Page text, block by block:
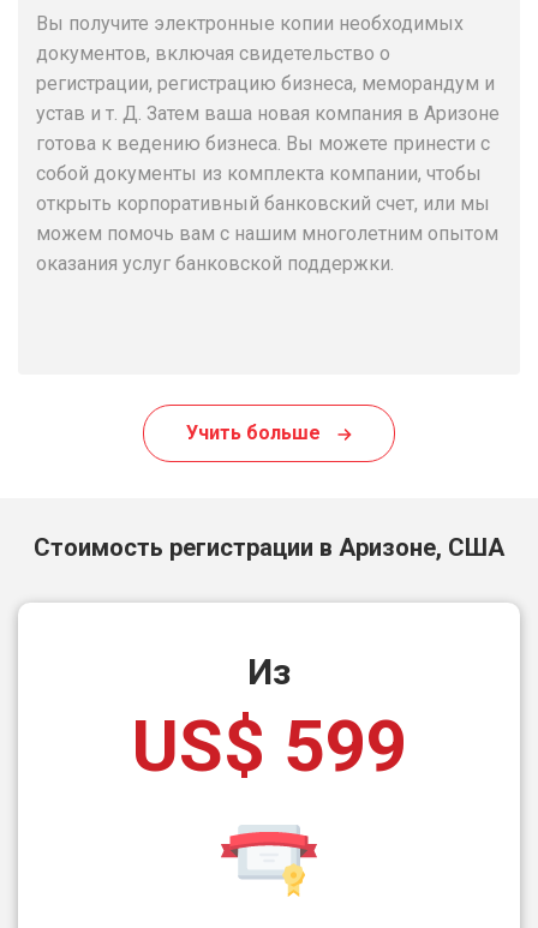
Вы получите электронные копии необходимых
документов, включая свидетельство о
регистрации, регистрацию бизнеса, меморандум и
устав и т. Д. Затем ваша новая компания в Аризоне
готова к ведению бизнеса. Вы можете принести с
собой документы из комплекта компании, чтобы
открыть корпоративный банковский счет, или мы
можем помочь вам с нашим многолетним опытом
оказания услуг банковской поддержки.
Учить больше
Стоимость регистрации в Аризоне, США
Из
US$ 599